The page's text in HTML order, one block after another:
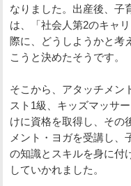
なりました。出産後、子
は、「社会人第2のキャ
際に、どうしようかと考
こうと決めたそうです。
そこから、アタッチメン
スト1級、キッズマッサ
けに資格を取得し、その
メント・ヨガを受講し、
の知識とスキルを身に付
していかれました。